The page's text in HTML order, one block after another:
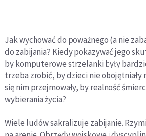
Jak wychować do poważnego (a nie
do zabijania? Kiedy pokazywać jego
by komputerowe strzelanki były
trzeba zrobić, by dzieci nie obojętniały
się nim przejmowały, by realność
wybierania życia?
Wiele ludów sakralizuje zabijanie.